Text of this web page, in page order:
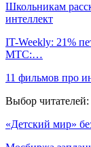
Школьникам
интеллект
IT-Weekly: 21%
МТС:…
11 фильмов про
Выбор читателей:
«Детский мир»